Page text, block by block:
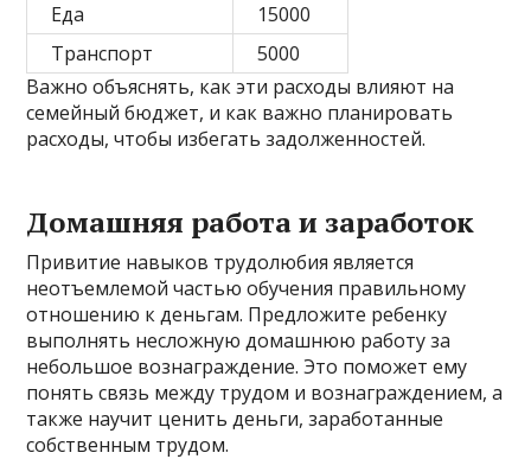
Еда
15000
Транспорт
5000
Важно объяснять, как эти расходы влияют на
семейный бюджет, и как важно планировать
расходы, чтобы избегать задолженностей.
Домашняя работа и заработок
Привитие навыков трудолюбия является
неотъемлемой частью обучения правильному
отношению к деньгам. Предложите ребенку
выполнять несложную домашнюю работу за
небольшое вознаграждение. Это поможет ему
понять связь между трудом и вознаграждением, а
также научит ценить деньги, заработанные
собственным трудом.